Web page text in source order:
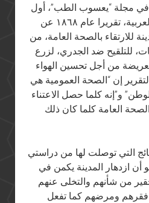
في مجلة “يعسوب الطب”، أول
مجلة طبية تصدر باللغة العربية، تقريرا عام ١٨٦٨ عن
للارتقاء بالصحة العامة، من
للتلقيح ضد الجدري، لزرع
من أجل تحسين الهواء
إن “الصحة العمومية هي
و”إنه كلما حصل الاعتناء
العامة كلما كان ذلك
التي توصلت لها من دراستي
أن ازدهار المدينة يكمن في
من شأنهم والتخلى عنهم
فقرهم ومرضهم كما تفعل